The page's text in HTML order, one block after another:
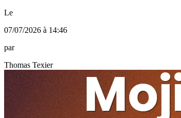
Le
07/07/2026 à 14:46
par
Thomas Texier